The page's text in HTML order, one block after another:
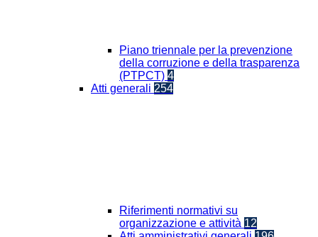
Piano triennale per la prevenzione
della corruzione e della trasparenza
(PTPCT) 4
Atti generali 254
Riferimenti normativi su
organizzazione e attività 12